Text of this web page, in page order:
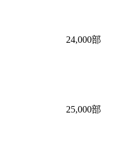
24,000部
25,000部